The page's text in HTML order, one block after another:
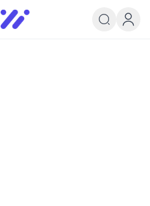
Infoedu
Ta&#039;lim xabarlari va